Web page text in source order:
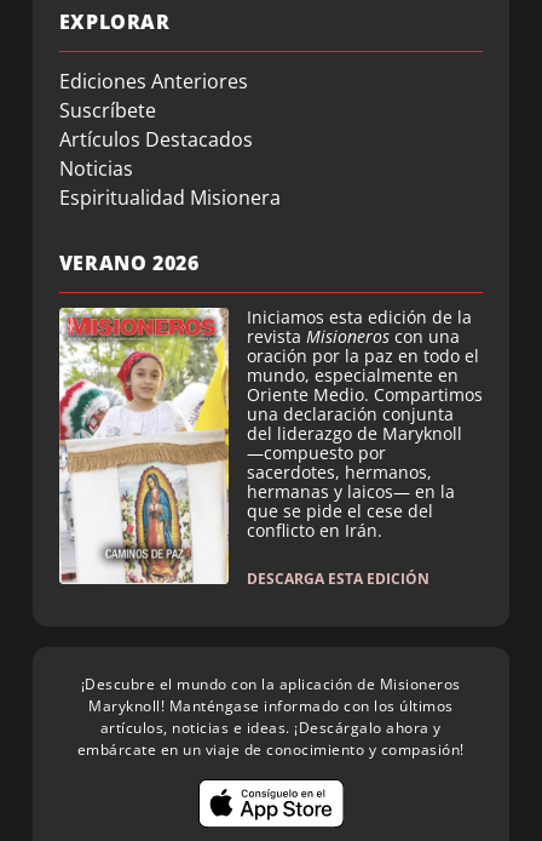
EXPLORAR
Ediciones Anteriores
Suscríbete
Artículos Destacados
Noticias
Espiritualidad Misionera
VERANO 2026
Iniciamos esta edición de la
revista Misioneros con una
oración por la paz en todo el
mundo, especialmente en
Oriente Medio. Compartimos
una declaración conjunta
del liderazgo de Maryknoll
—compuesto por
sacerdotes, hermanos,
hermanas y laicos— en la
que se pide el cese del
conflicto en Irán.
DESCARGA ESTA EDICIÓN
¡Descubre el mundo con la aplicación de Misioneros
Maryknoll! Manténgase informado con los últimos
artículos, noticias e ideas. ¡Descárgalo ahora y
embárcate en un viaje de conocimiento y compasión!